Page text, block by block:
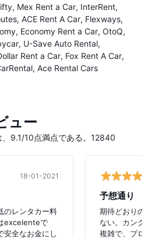
Mex Rent a Car InterRent
ACE Rent A Car Flexways
Economy Rent a Car OtoQ
U-Save Auto Rental
Rent a Car Fox Rent A Car
Ace Rental Cars
ュー
、9.1/10点満点である。12840
18-01-2021
のレンタカー料
excelenteで
安全なお金にし
予想通り
期待どおりの
ない。カンク
複雑で、プロ